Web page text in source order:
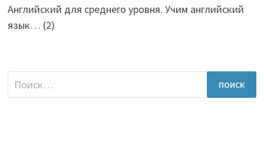
Английский для среднего уровня. Учим английский
язык… (2)
Найти: